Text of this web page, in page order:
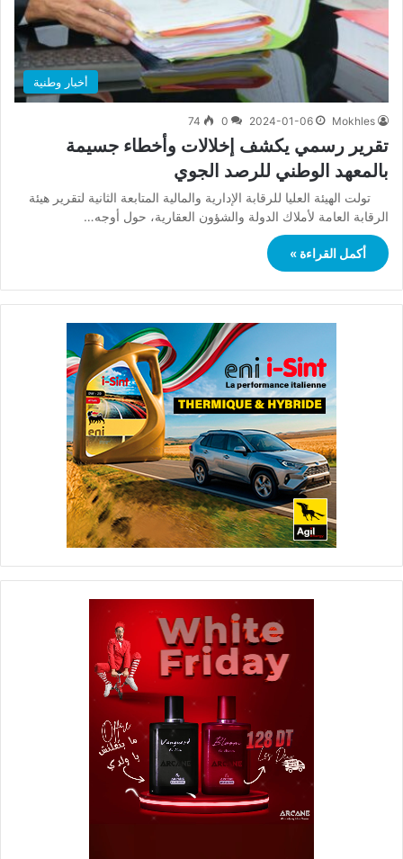
أخبار وطنية
Mokhles
2024-01-06
0
74
تقرير رسمي يكشف إخلالات وأخطاء جسيمة
بالمعهد الوطني للرصد الجوي
تولت الهيئة العليا للرقابة الإدارية والمالية المتابعة الثانية لتقرير هيئة
الرقابة العامة لأملاك الدولة والشؤون العقارية، حول أوجه…
أكمل القراءة »